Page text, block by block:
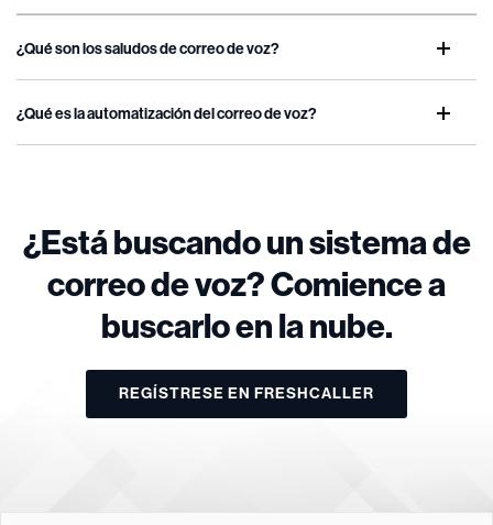
¿Qué son los saludos de correo de voz?
¿Qué es la automatización del correo de voz?
¿Está buscando un sistema de
correo de voz? Comience a
buscarlo en la nube.
REGÍSTRESE EN FRESHCALLER